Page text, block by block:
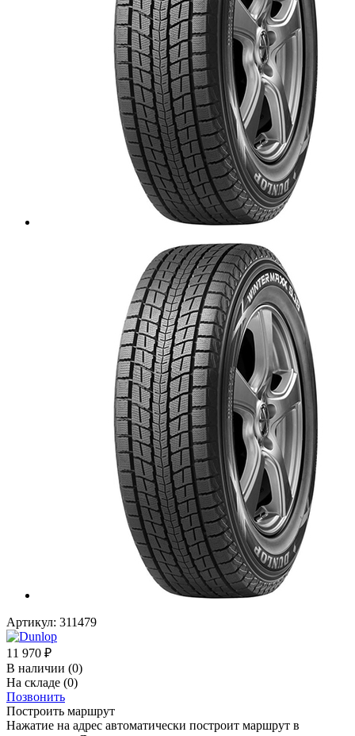
Артикул: 311479
11 970 ₽
В наличии (0)
На складе (0)
Позвонить
Построить маршрут
Нажатие на адрес автоматически построит маршрут в